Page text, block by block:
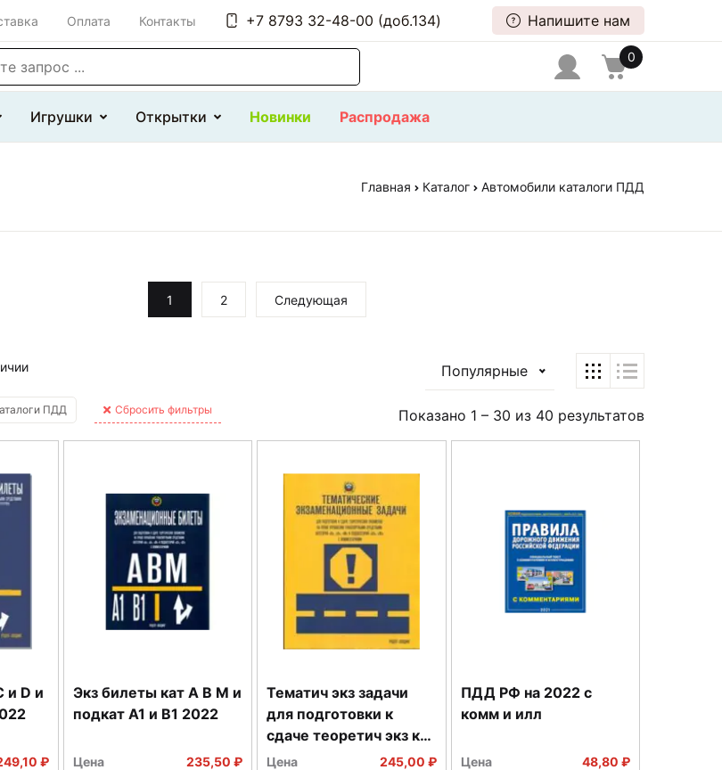
Оплата Контакты +7 8793 32-48-00 (доб.134) Напишите нам
0
Игрушки Открытки Новинки Распродажа
Главная Каталог Автомобили каталоги ПДД
1 2 Следующая
ПДД Сбросить фильтры
Популярные
Показано 1 – 30 из 40 результатов
и D и
₽
Экз билеты кат А В М и
подкат А1 и В1 2022
Цена 235,50 ₽
Тематич экз задачи
для подготовки к
сдаче теоретич экз кат
А В М и подкат А1 В1 с
Цена 245,00 ₽
ПДД РФ на 2022 с
комм и илл
Цена 48,80 ₽